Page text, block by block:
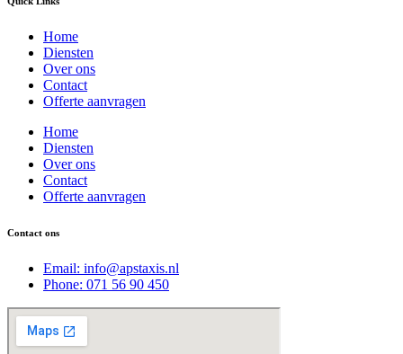
Home
Diensten
Over ons
Contact
Offerte aanvragen
Home
Diensten
Over ons
Contact
Offerte aanvragen
Contact ons
Email: info@apstaxis.nl
Phone: 071 56 90 450